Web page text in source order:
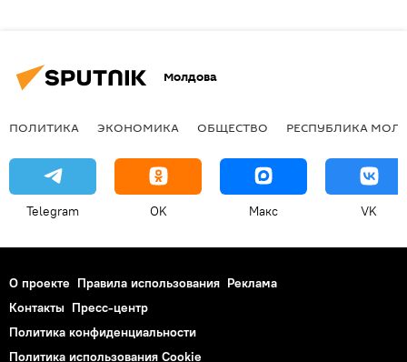
Молдова
ПОЛИТИКА ЭКОНОМИКА ОБЩЕСТВО РЕСПУБЛИКА
Telegram OK Макс VK
О проекте Правила использования Реклама
Контакты Пресс-центр
Политика конфиденциальности
Политика использования Cookie